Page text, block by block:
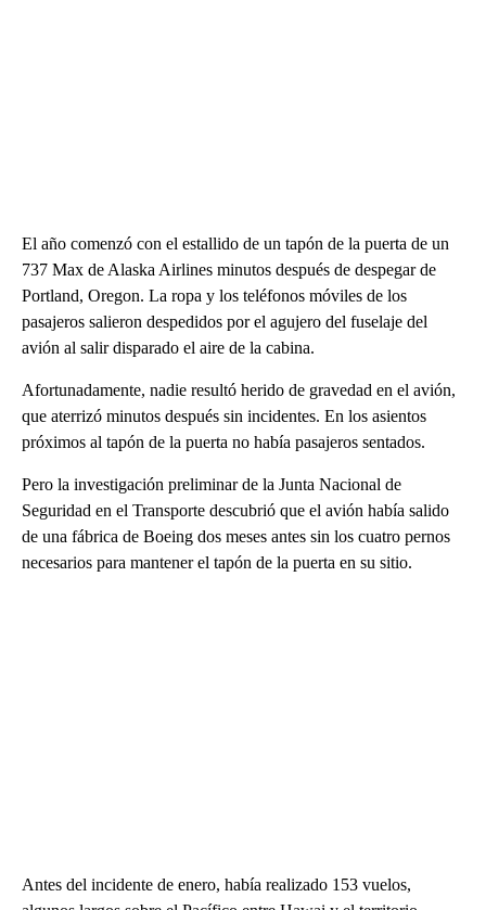
El año comenzó con el estallido de un tapón de la puerta de un
737 Max de Alaska Airlines minutos después de despegar de
Portland, Oregon. La ropa y los teléfonos móviles de los
pasajeros salieron despedidos por el agujero del fuselaje del
avión al salir disparado el aire de la cabina.
Afortunadamente, nadie resultó herido de gravedad en el avión,
que aterrizó minutos después sin incidentes. En los asientos
próximos al tapón de la puerta no había pasajeros sentados.
Pero la investigación preliminar de la Junta Nacional de
Seguridad en el Transporte descubrió que el avión había salido
de una fábrica de Boeing dos meses antes sin los cuatro pernos
necesarios para mantener el tapón de la puerta en su sitio.
Antes del incidente de enero, había realizado 153 vuelos,